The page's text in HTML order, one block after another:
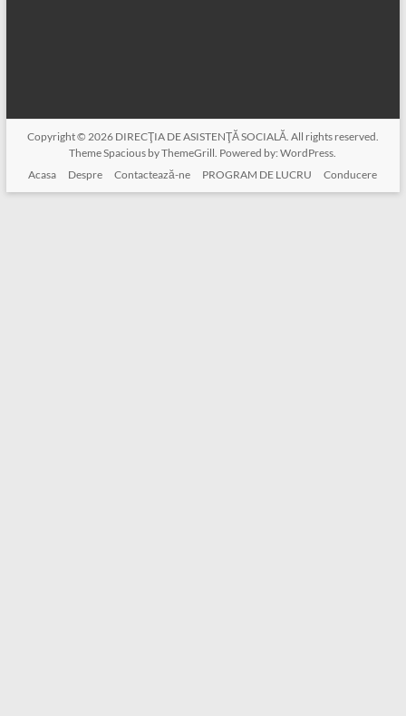
Copyright © 2026 DIRECŢIA DE ASISTENŢĂ SOCIALĂ. All rights reserved.
ThemeSpacious by ThemeGrill. Powered by:WordPress.
Acasa
Despre Contactează-ne PROGRAM DE LUCRU Conducere